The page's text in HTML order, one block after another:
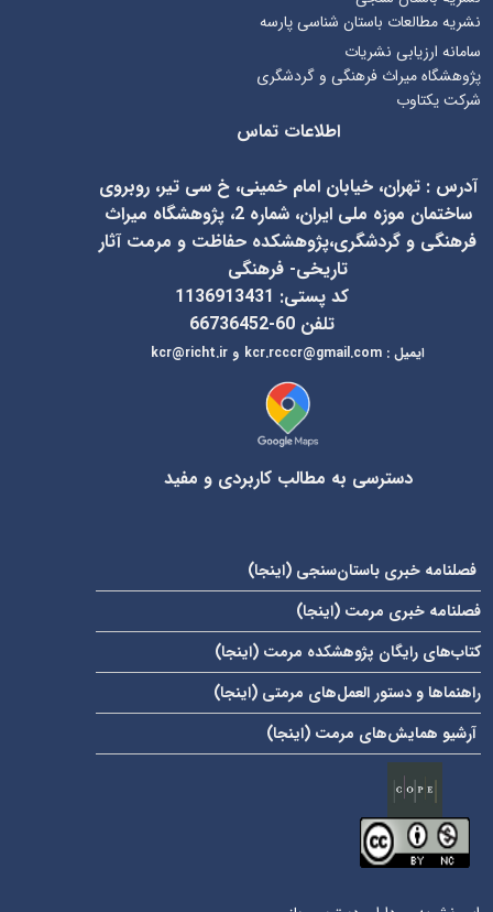
نشریه مطالعات باستان شناسی پارسه
سامانه ارزیابی نشریات
پژوهشگاه میراث فرهنگی و گردشگری
شرکت یکتاوب
اطلاعات تماس
آدرس : تهران، خیابان امام خمینی، خ سی تیر، روبروی
ساختمان موزه ملی ایران، شماره 2، پژوهشگاه میراث
فرهنگی و گردشگری،پژوهشکده حفاظت و مرمت آثار
تاریخی- فرهنگی
کد پستی: 1136913431
تلفن 60-66736452
ایمیل:
kcr@richt.ir و kcr.rcccr@gmail.com
دسترسی به مطالب کاربردی و مفید
فصلنامه خبری باستان‌سنجی ( اینجا)
فصلنامه خبری مرمت ( اینجا)
کتاب‌های رایگان پژوهشکده مرمت ( اینجا)
راهنماها و دستور العمل‌های مرمتی ( اینجا)
آرشیو همایش‌های مرمت ( اینجا)